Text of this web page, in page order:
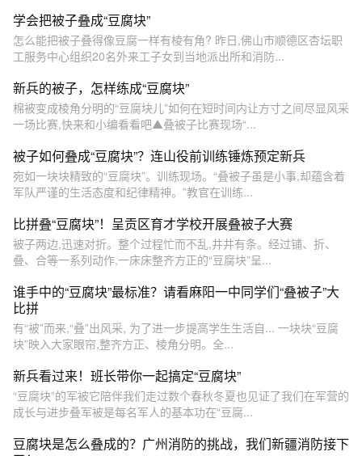
学会把被子叠成“豆腐块”
怎么能把被子叠得像豆腐一样有棱有角? 昨日,佛山市顺德区杏坛职
工服务中心组织20名外来工子女到当地派出所和消防...
新兵的被子，怎样练成“豆腐块”
棉被变成棱角分明的“豆腐块儿”如何在短时间内让方寸之间尽显风采
一场比赛,快来和小编看看吧▲叠被子比赛现场“...
被子如何叠成“豆腐块”？连山役前训练锤炼预定新兵
宛如一块块精致的“豆腐块”。训练现场。“叠被子虽是小事,却蕴含着
军队严谨的生活态度和纪律精神。”教官在训练...
比拼叠“豆腐块”！呈贡区育才学校开展叠被子大赛
被子两边,迅速对折。整个过程忙而不乱,井井有条。经过铺、折、
叠、合等一系列动作,一床床整齐方正的“豆腐块”呈...
谁手中的“豆腐块”最标准？请看麻阳一中同学们“叠被子”大
比拼
有“被”而来,“叠”出风采, 为了进一步提高学生生活自... 一块块“豆腐
块”映入大家眼帘,整齐方正、棱角分明。全...
新兵看过来！班长带你一起搞定“豆腐块”
“豆腐块”的军被它陪伴我们走过数个春秋冬夏也见证了我们在军营的
成长与进步叠军被是每名军人的基本功在“豆腐...
豆腐块是怎么叠成的？广州消防的挑战，我们新疆消防接下